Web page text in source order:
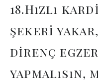
18.Hızlı
şekeri
direnç
yapmalısın,